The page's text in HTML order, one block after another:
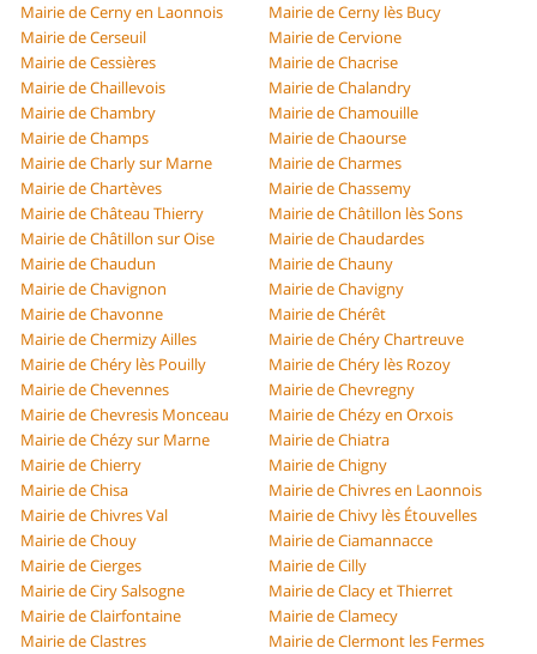
Mairie de Cerny en Laonnois
Mairie de Cerny lès Bucy
Mairie de Cerseuil
Mairie de Cervione
Mairie de Cessières
Mairie de Chacrise
Mairie de Chaillevois
Mairie de Chalandry
Mairie de Chambry
Mairie de Chamouille
Mairie de Champs
Mairie de Chaourse
Mairie de Charly sur Marne
Mairie de Charmes
Mairie de Chartèves
Mairie de Chassemy
Mairie de Château Thierry
Mairie de Châtillon lès Sons
Mairie de Châtillon sur Oise
Mairie de Chaudardes
Mairie de Chaudun
Mairie de Chauny
Mairie de Chavignon
Mairie de Chavigny
Mairie de Chavonne
Mairie de Chérêt
Mairie de Chermizy Ailles
Mairie de Chéry Chartreuve
Mairie de Chéry lès Pouilly
Mairie de Chéry lès Rozoy
Mairie de Chevennes
Mairie de Chevregny
Mairie de Chevresis Monceau
Mairie de Chézy en Orxois
Mairie de Chézy sur Marne
Mairie de Chiatra
Mairie de Chierry
Mairie de Chigny
Mairie de Chisa
Mairie de Chivres en Laonnois
Mairie de Chivres Val
Mairie de Chivy lès Étouvelles
Mairie de Chouy
Mairie de Ciamannacce
Mairie de Cierges
Mairie de Cilly
Mairie de Ciry Salsogne
Mairie de Clacy et Thierret
Mairie de Clairfontaine
Mairie de Clamecy
Mairie de Clastres
Mairie de Clermont les Fermes